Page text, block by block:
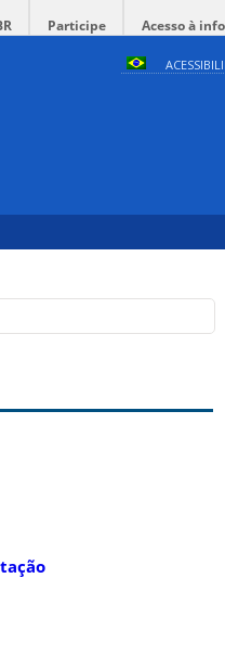
Participe Acesso à